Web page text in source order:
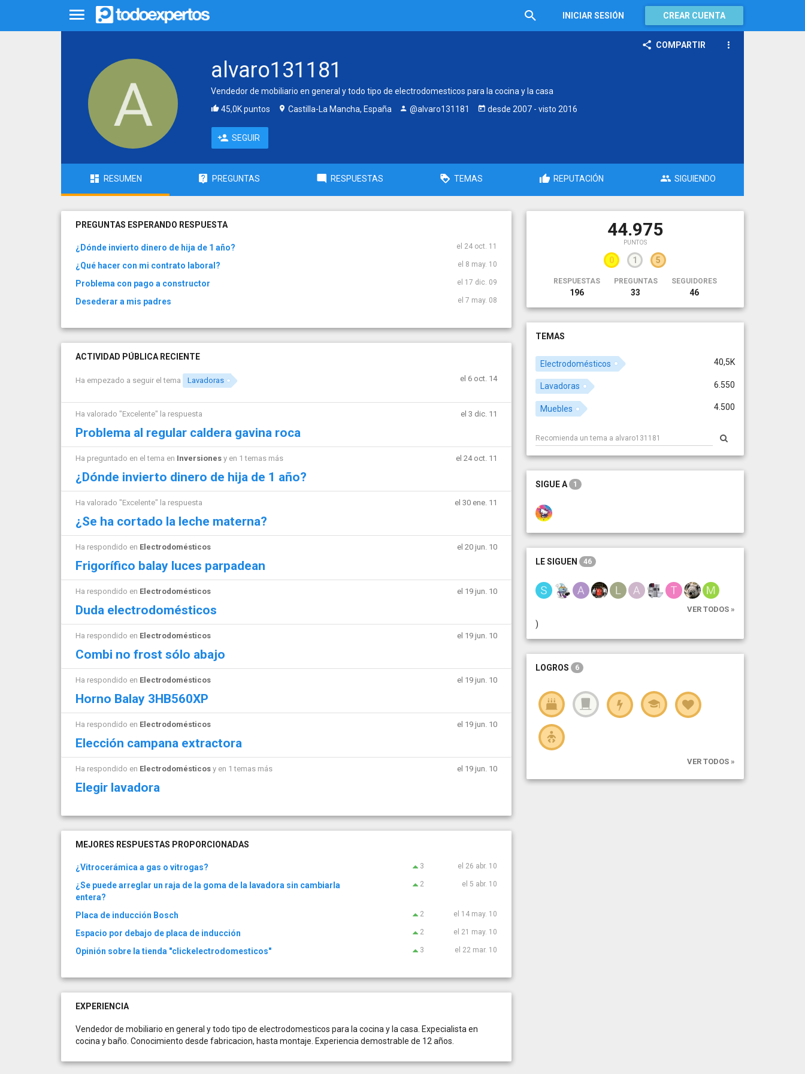
INICIAR SESIÓN CREAR CUENTA
COMPARTIR
alvaro131181
Vendedor de mobiliario en general y todo tipo de electrodomesticos para la cocina y la casa
45,0K puntos
Castilla-La Mancha, España @alvaro131181 desde 2007 - visto 2016
SEGUIR
RESUMEN PREGUNTAS RESPUESTAS TEMAS REPUTACIÓN SIGUIENDO
PREGUNTAS ESPERANDO RESPUESTA
¿Dónde invierto dinero de hija de 1 año? el 24 oct. 11
¿Qué hacer con mi contrato laboral? el 8 may. 10
Problema con pago a constructor el 17 dic. 09
Desederar a mis padres el 7 may. 08
ACTIVIDAD PÚBLICA RECIENTE
Ha empezado a seguir el tema Lavadoras el 6 oct. 14
Ha valorado "Excelente" la respuesta el 3 dic. 11
Problema al regular caldera gavina roca
Ha preguntado en el tema en Inversiones y en 1 temas más el 24 oct. 11
¿Dónde invierto dinero de hija de 1 año?
Ha valorado "Excelente" la respuesta el 30 ene. 11
¿Se ha cortado la leche materna?
Ha respondido en Electrodomésticos el 20 jun. 10
Frigorífico balay luces parpadean
Ha respondido en Electrodomésticos el 19 jun. 10
Duda electrodomésticos
Ha respondido en Electrodomésticos el 19 jun. 10
Combi no frost sólo abajo
Ha respondido en Electrodomésticos el 19 jun. 10
Horno Balay 3HB560XP
Ha respondido en Electrodomésticos el 19 jun. 10
Elección campana extractora
Ha respondido en Electrodomésticos y en 1 temas más el 19 jun. 10
Elegir lavadora
MEJORES RESPUESTAS PROPORCIONADAS
¿Vitrocerámica a gas o vitrogas? 3 el 26 abr. 10
¿Se puede arreglar un raja de la goma de la lavadora sin cambiarla
entera?
2 el 5 abr. 10
Placa de inducción Bosch 2 el 14 may. 10
Espacio por debajo de placa de inducción 2 el 21 may. 10
Opinión sobre la tienda "clickelectrodomesticos" 3 el 22 mar. 10
EXPERIENCIA
Vendedor de mobiliario en general y todo tipo de electrodomesticos para la cocina y la casa. Expecialista en
cocina y baño. Conocimiento desde fabricacion, hasta montaje. Experiencia demostrable de 12 años.
44.975
PUNTOS
0 1 5
RESPUESTAS
196
PREGUNTAS
33
SEGUIDORES
46
TEMAS
40,5K
Electrodomésticos
6.550
Lavadoras
4.500
Muebles
SIGUE A 1
LE SIGUEN 46
VER TODOS »
)
LOGROS 6
VER TODOS »